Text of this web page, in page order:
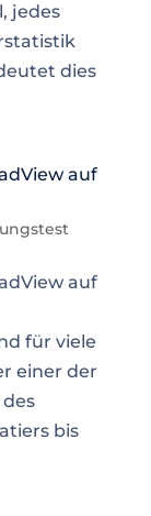
jedes
dies
auf
auf
für viele
einer der
bis